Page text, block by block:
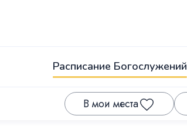
Расписание Богослужений
В мои места